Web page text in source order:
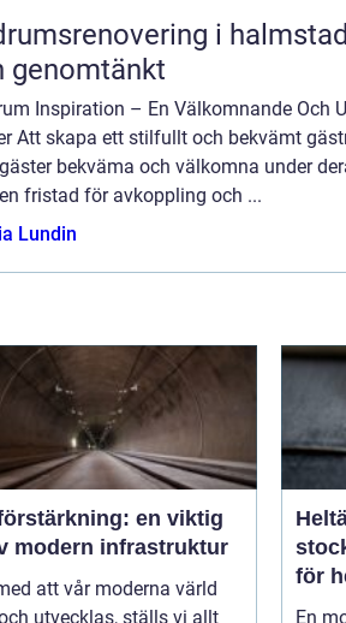
i halmstad tryggt, hållbart
genomtänkt
Inspiration – En Välkomnande Och
Att skapa ett stilfullt och bekvämt
bekväma och välkomna under
fristad för avkoppling och ...
Lundin
en viktig
modern infrastruktur
att vår moderna värld
utvecklas, ställs vi allt
stockholm
för
En